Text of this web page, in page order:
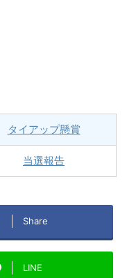
タイアップ懸賞
当選報告
Share
LINE